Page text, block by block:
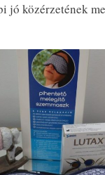
jó közérzetének